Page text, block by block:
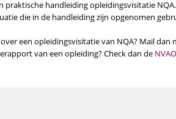
praktische handleiding opleidingsvisitatie
die in de handleiding zijn opgenomen
een opleidingsvisitatie van NQA? Mail dan
van een opleiding? Check dan de